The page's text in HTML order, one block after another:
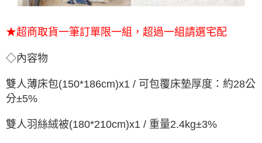
★超商取貨一筆訂單限一組，超過一組請選宅配
◇內容物
雙人薄床包(150*186cm)x1 / 可包覆床墊厚度：約28公
分±5%
雙人羽絲絨被(180*210cm)x1 / 重量2.4kg±3%